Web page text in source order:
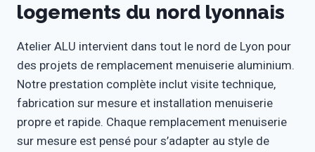
logements du nord lyonnais
Atelier ALU intervient dans tout le nord de Lyon pour
des projets de remplacement menuiserie aluminium.
Notre prestation complète inclut visite technique,
fabrication sur mesure et installation menuiserie
propre et rapide. Chaque remplacement menuiserie
sur mesure est pensé pour s’adapter au style de